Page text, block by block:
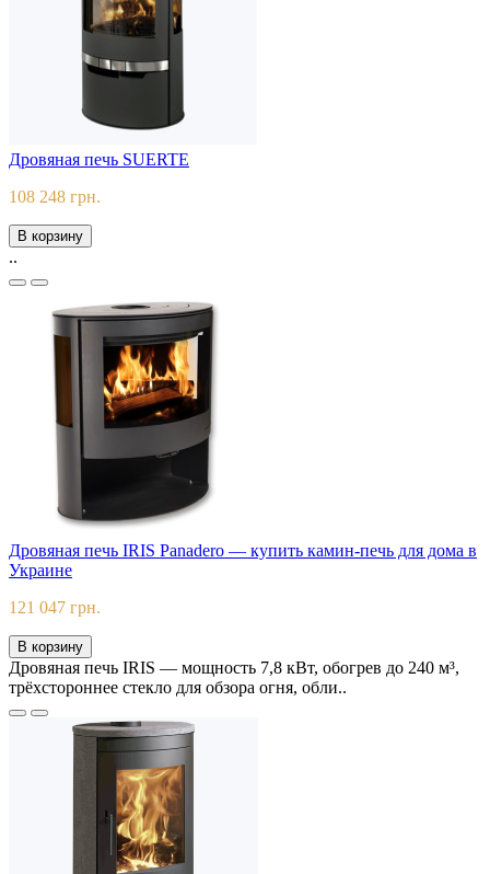
Дровяная печь SUERTE
108 248 грн.
В корзину
..
Дровяная печь IRIS Panadero — купить камин-печь для дома в
Украине
121 047 грн.
В корзину
Дровяная печь IRIS — мощность 7,8 кВт, обогрев до 240 м³,
трёхстороннее стекло для обзора огня, обли..